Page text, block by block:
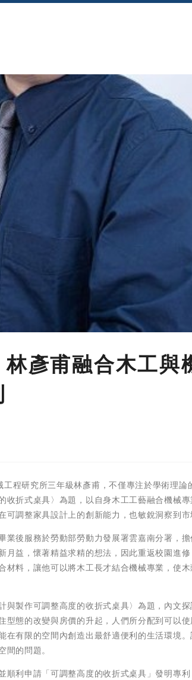
彥甫融合木工與
程研究所三年級林彥甫，不僅專注於學術理論
折式桌具〉為題，以自身木工工藝融合機械
調整家具設計上的創新能力，也敏銳洞察到市
後服務於勞動部勞動力發展署雲嘉南分署，
益，懷著精益求精的想法，因此重返校園進
料，讓他可以將木工長才結合機械專業，使
製作可調整高度的收折式桌具〉為題，內文
態的改變與房價的升起，人們所分配到可以
有限的空間內創造出最舒適便利的生活環境
的問題。
利申請「可調整高度的收折式桌具」發明專